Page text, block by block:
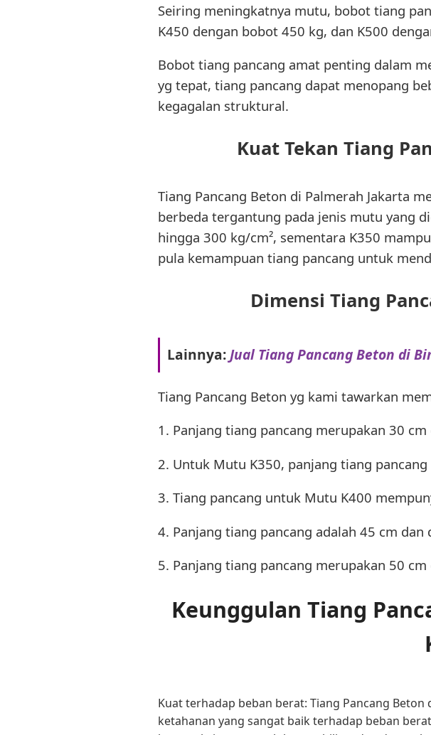
Seiring meningkatnya mutu, bobot tiang
K450 dengan bobot 450 kg, dan K500
Bobot tiang pancang amat penting dalam
yg tepat, tiang pancang dapat menopang
kegagalan struktural.
Kuat Tekan Tiang
Tiang Pancang Beton di Palmerah Jakarta
berbeda tergantung pada jenis mutu yang
hingga 300 kg/cm², sementara K350
pula kemampuan tiang pancang untuk
Dimensi Tiang
Lainnya:Jual Tiang Pancang Beton di
Tiang Pancang Beton yg kami tawarkan
1. Panjang tiang pancang merupakan 30
2. Untuk Mutu K350, panjang tiang
3. Tiang pancang untuk Mutu K400
4. Panjang tiang pancang adalah 45 cm
5. Panjang tiang pancang merupakan 50
Keunggulan Tiang
Kuat terhadap beban berat: Tiang Pancang
ketahanan yang sangat baik terhadap beban